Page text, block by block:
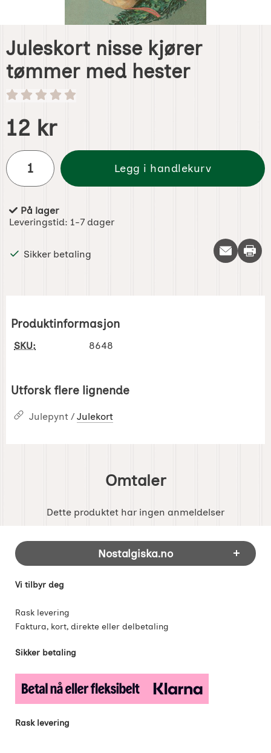
Juleskort nisse kjører
tømmer med hester
Handle dette produktet, Juleskort nisse kjører tømmer
pris
12 kr
antall
Legg i handlekurv
Produkttilgjengelighet:
På lager
Leveringstid: 1-7 dager
Sikker betaling Skriv
Produktinformasjon
SKU: 8648
Utforsk flere lignende
Julepynt / Julekort
Omtaler
Dette produktet har ingen anmeldelser
Footer-innhold Blandet informasjon og
Nostalgiska.no
Vi tilbyr deg
Rask levering
Faktura, kort, direkte eller delbetaling
Sikker betaling
Rask levering